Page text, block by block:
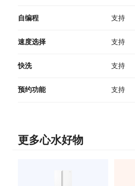
自编程 支持
速度选择 支持
快洗 支持
预约功能 支持
更多心水好物